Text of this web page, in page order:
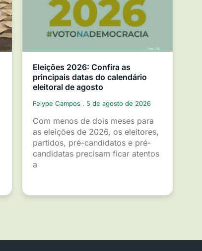
Eleições 2026: Confira as
principais datas do calendário
eleitoral de agosto
Felype Campos 5 de agosto de 2026
Com menos de dois meses para
as eleições de 2026, os eleitores,
partidos, pré-candidatos e pré-
candidatas precisam ficar atentos
a